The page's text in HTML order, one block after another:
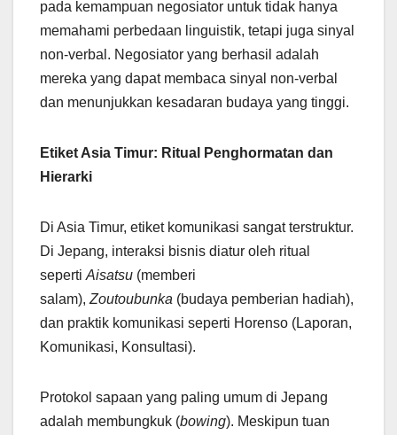
pada kemampuan negosiator untuk tidak hanya
memahami perbedaan linguistik, tetapi juga sinyal
non-verbal. Negosiator yang berhasil adalah
mereka yang dapat membaca sinyal non-verbal
dan menunjukkan kesadaran budaya yang tinggi.
Etiket Asia Timur: Ritual Penghormatan dan
Hierarki
Di Asia Timur, etiket komunikasi sangat terstruktur.
Di Jepang, interaksi bisnis diatur oleh ritual
seperti Aisatsu (memberi
salam), Zoutoubunka (budaya pemberian hadiah),
dan praktik komunikasi seperti Horenso (Laporan,
Komunikasi, Konsultasi).
Protokol sapaan yang paling umum di Jepang
adalah membungkuk (bowing). Meskipun tuan